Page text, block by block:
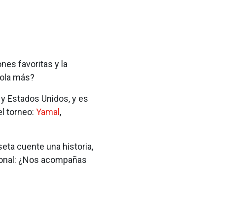
favoritas y la
más?
Estados Unidos, y es
torneo: Yamal ,
cuente una historia,
¿Nos acompañas